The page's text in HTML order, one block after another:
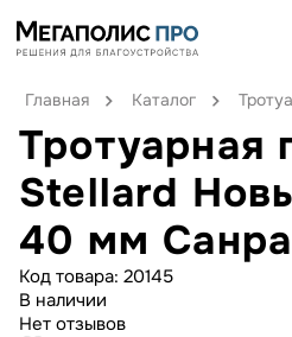
Главная Каталог
Тротуарная
Stellard
40 мм
Код товара: 20145
В наличии
Нет отзывов